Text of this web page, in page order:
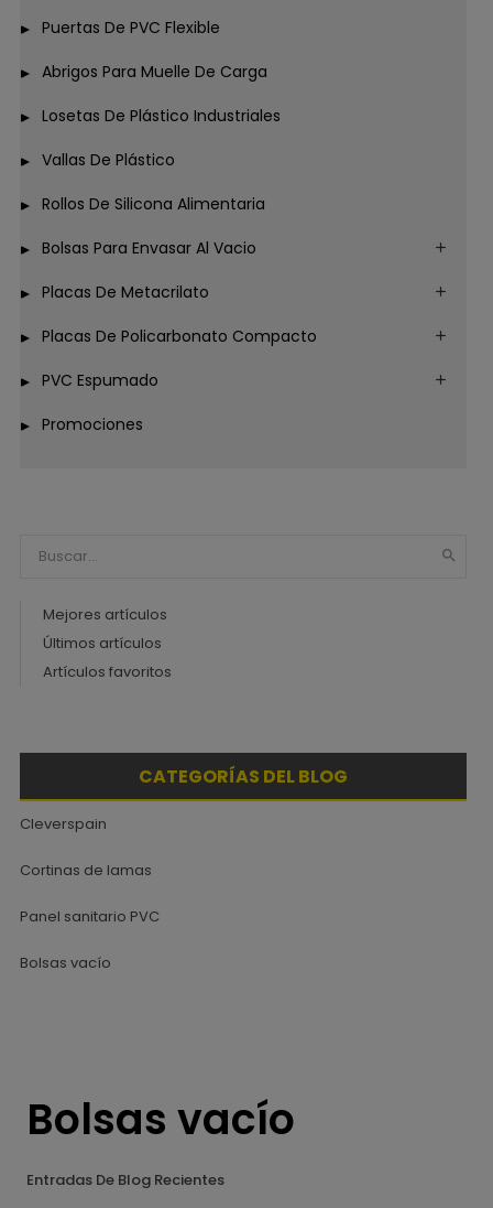
Puertas De PVC Flexible
Abrigos Para Muelle De Carga
Losetas De Plástico Industriales
Vallas De Plástico
Rollos De Silicona Alimentaria
Bolsas Para Envasar Al Vacio
Placas De Metacrilato
Placas De Policarbonato Compacto
PVC Espumado
Promociones

Mejores artículos
Últimos artículos
Artículos favoritos
CATEGORÍAS DEL BLOG
Cleverspain
Cortinas de lamas
Panel sanitario PVC
Bolsas vacío
Bolsas vacío
Entradas De Blog Recientes